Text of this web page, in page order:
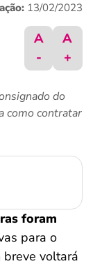
13/02/2023
A
-
A
+
do
como contratar
foram
para o
voltará